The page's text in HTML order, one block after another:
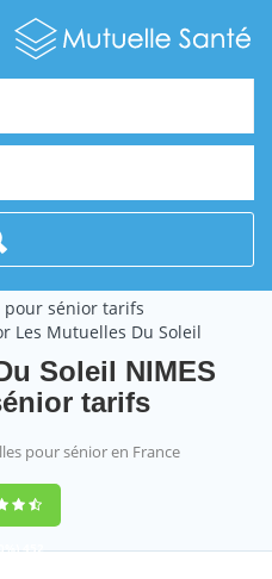
sénior tarifs
Les Mutuelles Du Soleil
Soleil NIMES
tarifs
pour sénior en France
452